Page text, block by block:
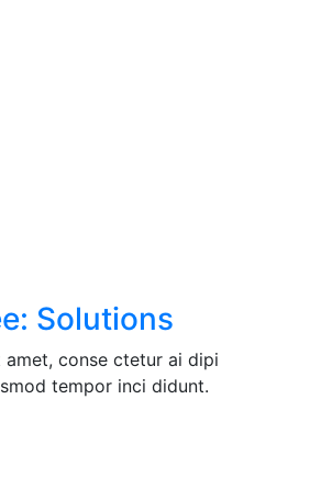
Solutions
conse ctetur ai dipi
tempor inci didunt.